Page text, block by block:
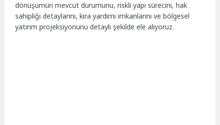
dönüşümün mevcut durumunu, riskli yapı sürecini, hak
sahipliği detaylarını, kira yardımı imkanlarını ve bölgesel
yatırım projeksiyonunu detaylı şekilde ele alıyoruz.